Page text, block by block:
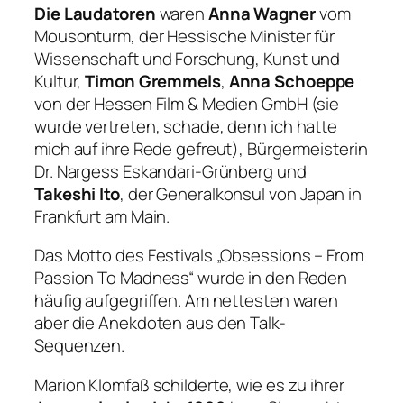
Die LaudatorenwarenAnna Wagnervom
Mousonturm, der Hessische Minister für
Wissenschaft und Forschung, Kunst und
Kultur,Timon Gremmels, Anna Schoeppe
von der Hessen Film & Medien GmbH (sie
wurde vertreten, schade, denn ich hatte
mich auf ihre Rede gefreut), Bürgermeisterin
Dr. Nargess Eskandari-Grünberg und
Takeshi Ito, der Generalkonsul von Japan in
Frankfurt am Main.
Das Motto des Festivals „Obsessions – From
Passion To Madness“ wurde in den Reden
häufig aufgegriffen. Am nettesten waren
aber die Anekdoten aus den Talk-
Sequenzen.
Marion Klomfaß schilderte, wie es zu ihrer